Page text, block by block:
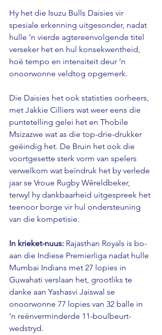
Hy het die Isuzu Bulls Daisies vir
spesiale erkenning uitgesonder, nadat
hulle ‘n vierde agtereenvolgende titel
verseker het en hul konsekwentheid,
hoë tempo en intensiteit deur ‘n
onoorwonne veldtog opgemerk.
Die Daisies het ook statisties oorheers,
met Jakkie Cilliers wat weer eens die
puntetelling gelei het en Thobile
Msizazwe wat as die top-drie-drukker
geëindig het. De Bruin het ook die
voortgesette sterk vorm van spelers
verwelkom wat beïndruk het by verlede
jaar se Vroue Rugby Wêreldbeker,
terwyl hy dankbaarheid uitgespreek het
teenoor borge vir hul ondersteuning
van die kompetisie.
In krieket-nuus: Rajasthan Royals is bo-
aan die Indiese Premierliga nadat hulle
Mumbai Indians met 27 lopies in
Guwahati verslaan het, grootliks te
danke aan Yashasvi Jaiswal se
onoorwonne 77 lopies van 32 balle in
‘n reënverminderde 11-boulbeurt-
wedstryd.